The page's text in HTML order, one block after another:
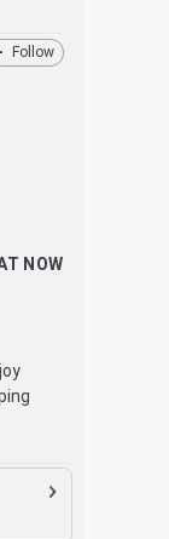
Follow
NOW